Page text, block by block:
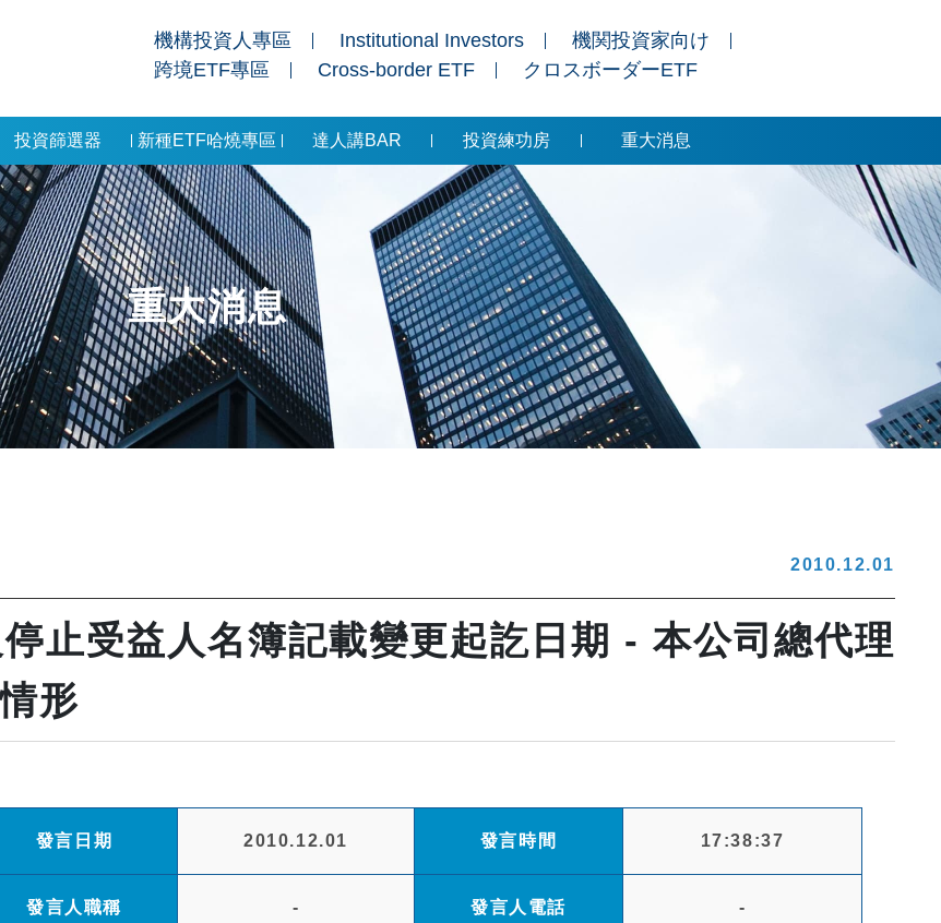
機構投資人專區 Institutional Investors
機関投資家向け
跨境ETF專區
Cross-border ETF クロスボーダーETF
投資篩選器 新種ETF哈燒專區 達人講BAR 投資練功房 重大消息
重大消息
2010.12.01
止受益人名簿記載變更起訖日期 - 本公司總代理
形
發言日期 2010.12.01 發言時間 17:38:37
發言人職稱 - 發言人電話 -